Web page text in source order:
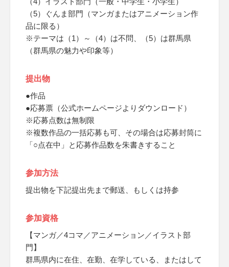
（5）ぐんま部門（マンガまたはアニメーション作
品に限る）
※テーマは（1）～（4）は不問、（5）は群馬県
（群馬県の魅力や印象等）
提出物
●作品
●応募票（公式ホームページよりダウンロード）
※応募点数は無制限
※複数作品の一括応募も可、その場合は応募封筒に
「○点在中」と応募作品数を朱書きすること
参加方法
提出物を下記提出先まで郵送、もしくは持参
参加資格
【マンガ／4コマ／アニメーション／イラスト部
門】
群馬県内に在住、在勤、在学している、またはして